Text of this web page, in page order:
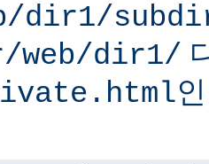
dir1/
web/dir1/